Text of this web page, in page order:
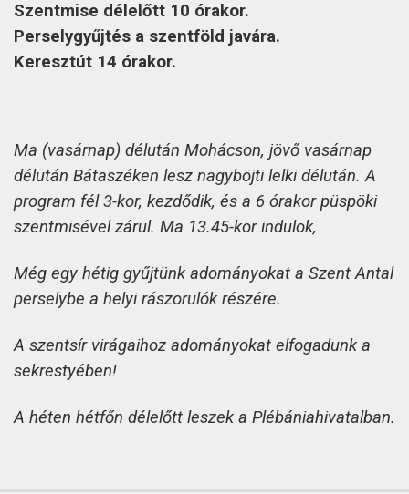
Szentmise délelőtt 10 órakor.
Perselygyűjtés a szentföld javára.
Keresztút 14 órakor.
Ma (vasárnap) délután Mohácson, jövő vasárnap
délután Bátaszéken lesz nagyböjti lelki délután. A
program fél 3-kor, kezdődik, és a 6 órakor püspöki
szentmisével zárul. Ma 13.45-kor indulok,
Még egy hétig gyűjtünk adományokat a Szent Antal
perselybe a helyi rászorulók részére.
A szentsír virágaihoz adományokat elfogadunk a
sekrestyében!
A héten hétfőn délelőtt leszek a Plébániahivatalban.